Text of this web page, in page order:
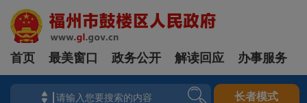
首页 最美窗口 政务公开 解读回应 办事服务
长者模式